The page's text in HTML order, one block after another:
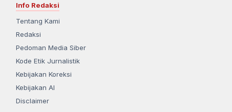
Info Redaksi
Tentang Kami
Redaksi
Pedoman Media Siber
Kode Etik Jurnalistik
Kebijakan Koreksi
Kebijakan AI
Disclaimer